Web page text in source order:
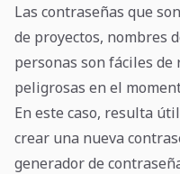
Las contraseñas que
de proyectos, nombres
personas son fáciles de
peligrosas en el
En este caso, resulta
crear una nueva
generador de